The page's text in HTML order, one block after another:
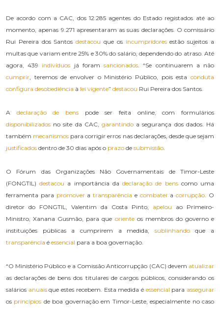
De acordo com a CAC, dos 12.285 agentes do Estado registados até ao
momento, apenas 9.271 apresentaram as suas declarações. O comissário
Rui Pereira dos Santosdestacou que os incumpridoresestão sujeitos a
multas que variam entre 25% e 30% do salário, dependendo do atraso. Até
agora, 439 indivíduos já foramsancionados. “Se continuarem a não
cumprir, teremos de envolver o Ministério Público, pois esta conduta
configura desobediência à lei vigente” destacou Rui Pereira dos Santos.
A declaração de bens pode ser feita online, com formulários
disponibilizados no site da CAC, garantindo a segurança dos dados. Há
também mecanismos para corrigir erros nas declarações, desde que sejam
justificados dentro de 30 dias após o prazo de submissão.
O Fórum das Organizações Não Governamentais de Timor-Leste
(FONGTIL)destacou a importância dadeclaração de benscomo uma
ferramenta para promoveratransparência e combateracorrupção. O
diretor do FONGTIL, Valentim da Costa Pinto, apelou ao Primeiro-
Ministro, Xanana Gusmão, para que orienteos membros do governo e
instituições públicas a cumprirem a medida, sublinhandoque a
transparência é essencial para a boa governação.
“O Ministério Público e a Comissão Anticorrupção (CAC) devem atualizar
as declarações de bens dos titulares de cargos públicos, considerando os
salários anuaisque estes recebem. Esta medida é essencial para assegurar
os princípios de boa governação em Timor-Leste, especialmente no caso